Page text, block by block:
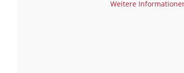
Weitere